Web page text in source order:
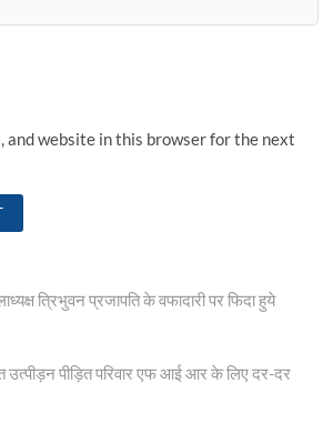
and website in this browser for the next
त्रिभुवन प्रजापति के वफादारी पर फिदा हुये
उत्पीड़न पीड़ित परिवार एफ आई आर के लिए दर-दर